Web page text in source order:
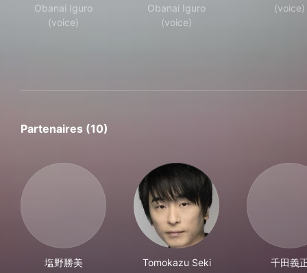
Obanai Iguro
(voice)
Obanai Iguro
(voice)
(voice)
Partenaires (10)
塩野勝美 Tomokazu Seki 千田義